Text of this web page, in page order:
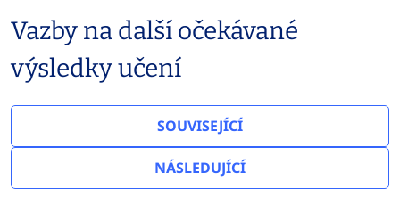
Vazby na další očekávané
výsledky učení
SOUVISEJÍCÍ
NÁSLEDUJÍCÍ